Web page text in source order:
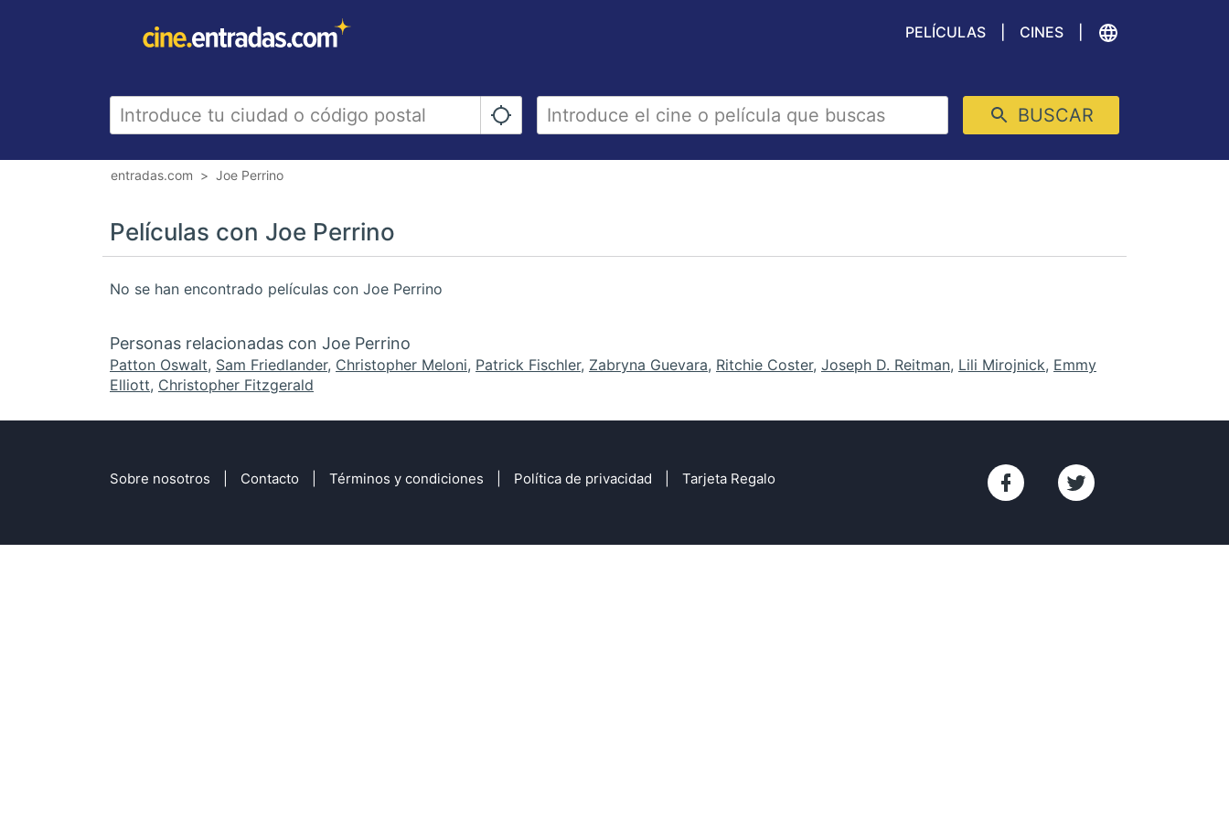
PELÍCULAS CINES
BUSCAR
entradas.com Joe Perrino
Películas con Joe Perrino
No se han encontrado películas con Joe Perrino
Personas relacionadas con Joe Perrino
Patton Oswalt, Sam Friedlander, Christopher Meloni, Patrick Fischler, Zabryna Guevara, Ritchie Coster, Joseph D. Reitman, Lili Mirojnick, Emmy
Elliott, Christopher Fitzgerald
Sobre nosotros Contacto Términos y condiciones Política de privacidad Tarjeta Regalo